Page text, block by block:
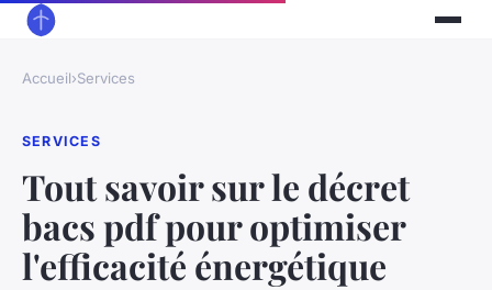
Accueil›Services
SERVICES
Tout savoir sur le décret
bacs pdf pour optimiser
l'efficacité énergétique